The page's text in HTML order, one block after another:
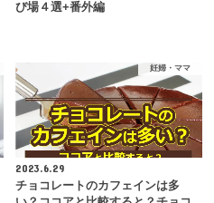
び場４選+番外編
妊婦・ママ
2023.6.29
チョコレートのカフェインは多